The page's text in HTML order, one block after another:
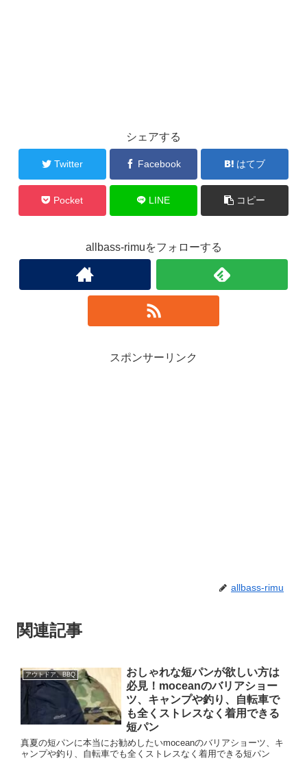
シェアする
Twitter Facebook はてブ
Pocket LINE コピー
allbass-rimuをフォローする
スポンサーリンク
allbass-rimu
関連記事
アウトドア、BBQ
おしゃれな短パンが欲しい方は
必見！moceanのバリアショー
ツ、キャンプや釣り、自転車で
も全くストレスなく着用できる
短パン
真夏の短パンに本当にお勧めしたいmoceanのバリアショーツ、キ
ャンプや釣り、自転車でも全くストレスなく着用できる短パン